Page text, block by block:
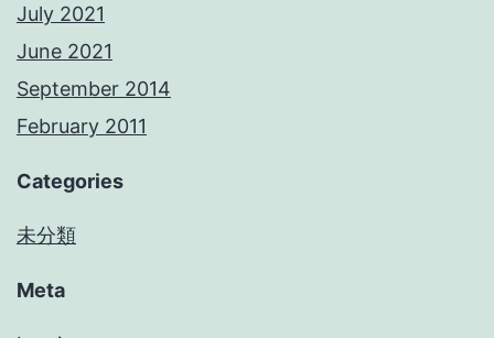
July 2021
June 2021
September 2014
February 2011
Categories
未分類
Meta